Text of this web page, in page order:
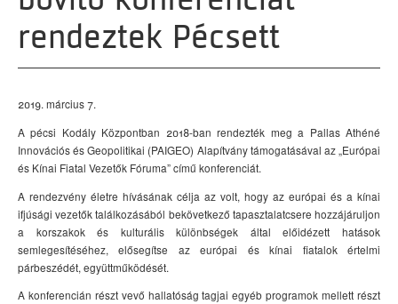
rendeztek Pécsett
2019. március 7.
A pécsi Kodály Központban 2018-ban rendezték meg a Pallas Athéné
Innovációs és Geopolitikai (PAIGEO) Alapítvány támogatásával az „Európai
és Kínai Fiatal Vezetők Fóruma” című konferenciát.
A rendezvény életre hívásának célja az volt, hogy az európai és a kínai
ifjúsági vezetők találkozásából bekövetkező tapasztalatcsere hozzájáruljon
a korszakok és kulturális különbségek által előidézett hatások
semlegesítéséhez, elősegítse az európai és kínai fiatalok értelmi
párbeszédét, együttműködését.
A konferencián részt vevő hallatóság tagjai egyéb programok mellett részt